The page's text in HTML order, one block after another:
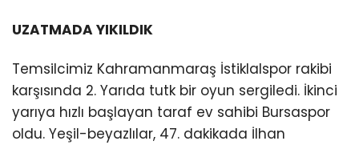
UZATMADA YIKILDIK
Temsilcimiz Kahramanmaraş İstiklalspor rakibi
karşısında 2. Yarıda tutk bir oyun sergiledi. İkinci
yarıya hızlı başlayan taraf ev sahibi Bursaspor
oldu. Yeşil-beyazlılar, 47. dakikada İlhan